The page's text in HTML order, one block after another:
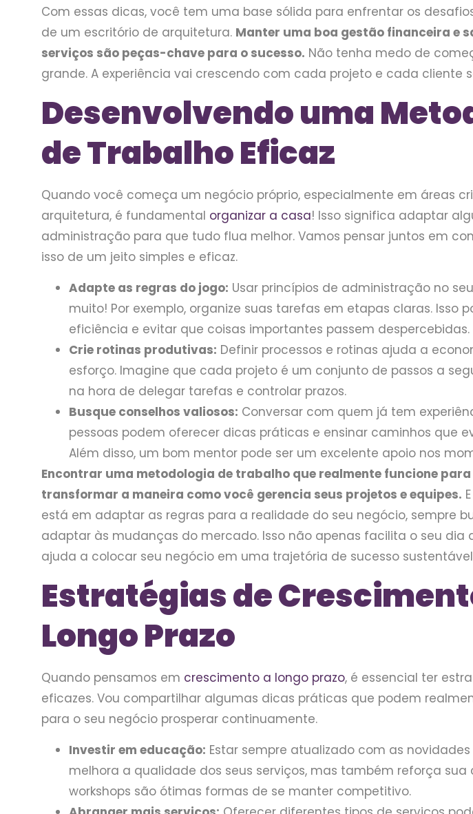
Com essas dicas, você tem uma base sólida para enfrentar os
de um escritório de arquitetura. Manter uma boa gestão financeira e
serviços são peças-chave para o sucesso. Não tenha medo de
grande. A experiência vai crescendo com cada projeto e cada cliente
Desenvolvendo uma
de Trabalho Eficaz
Quando você começa um negócio próprio, especialmente em áreas
arquitetura, é fundamental organizar a casa! Isso significa adaptar
administração para que tudo flua melhor. Vamos pensar juntos em
isso de um jeito simples e eficaz.
Adapte as regras do jogo: Usar princípios de administração no
muito! Por exemplo, organize suas tarefas em etapas claras. Isso
eficiência e evitar que coisas importantes passem despercebidas.
Crie rotinas produtivas: Definir processos e rotinas ajuda a
esforço. Imagine que cada projeto é um conjunto de passos a
na hora de delegar tarefas e controlar prazos.
Busque conselhos valiosos: Conversar com quem já tem
pessoas podem oferecer dicas práticas e ensinar caminhos que
Além disso, um bom mentor pode ser um excelente apoio nos
Encontrar uma metodologia de trabalho que realmente funcione
transformar a maneira como você gerencia seus projetos e equipes.
está em adaptar as regras para a realidade do seu negócio, sempre
adaptar às mudanças do mercado. Isso não apenas facilita o seu dia
ajuda a colocar seu negócio em uma trajetória de sucesso
Estratégias de
Longo Prazo
Quando pensamos em crescimento a longo prazo, é essencial ter
eficazes. Vou compartilhar algumas dicas práticas que podem
para o seu negócio prosperar continuamente.
Investir em educação: Estar sempre atualizado com as
melhora a qualidade dos seus serviços, mas também reforça sua
workshops são ótimas formas de se manter competitivo.